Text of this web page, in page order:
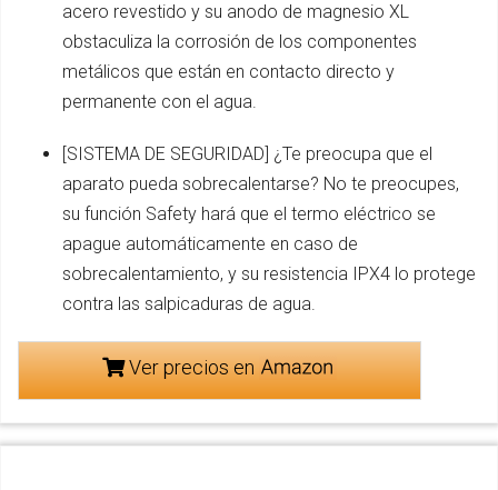
acero revestido y su anodo de magnesio XL
obstaculiza la corrosión de los componentes
metálicos que están en contacto directo y
permanente con el agua.
[SISTEMA DE SEGURIDAD] ¿Te preocupa que el
aparato pueda sobrecalentarse? No te preocupes,
su función Safety hará que el termo eléctrico se
apague automáticamente en caso de
sobrecalentamiento, y su resistencia IPX4 lo protege
contra las salpicaduras de agua.
Ver precios en